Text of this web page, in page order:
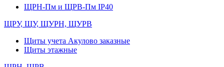
ЩРН-Пм и ЩРВ-Пм IP40
ЩРУ, ЩУ, ЩУРН, ЩУРВ
Щиты учета Акулово заказные
Щиты этажные